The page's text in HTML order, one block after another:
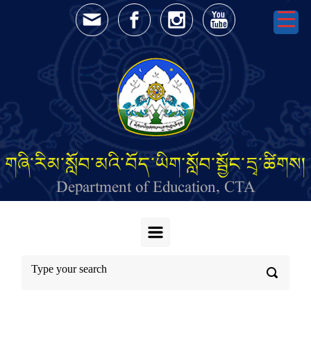
Skip to main content
གཞི་རིམ་སློབ་མའི་བོད་ཡིག་སློབ་སྦྱོང་དྲྭ་ཚིགས།
Department of Education, CTA